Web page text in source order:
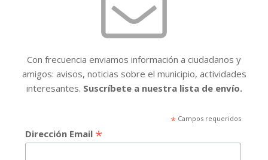
Con frecuencia enviamos información a ciudadanos y
amigos: avisos, noticias sobre el municipio, actividades
interesantes. Suscríbete a nuestra lista de envío.
*Campos requeridos
Dirección Email *